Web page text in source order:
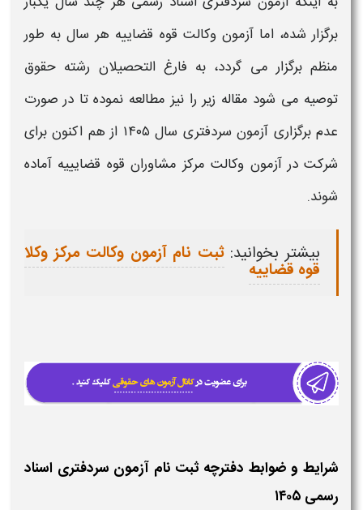
برگزار شده، اماآزمونوکالت قوه قضاییه هر سال به طور
منظم برگزار می گردد، به فارغ التحصیلان رشته حقوق
توصیه می شود مقاله زیر را نیز مطالعه نموده تا در صورت
عدم برگزاری آزمون سردفتری سال ۱۴۰۵ از هم اکنون برای
شرکت درآزمون وکالت مرکز مشاوران قوه قضایییه آماده
شوند.
بیشتر بخوانید: ثبت نام آزمون وکالت مرکز وکلا
قوه قضاییه
شرایط و ضوابط دفترچه ثبت نام آزمون سردفتری اسناد
رسمی ۱۴۰۵